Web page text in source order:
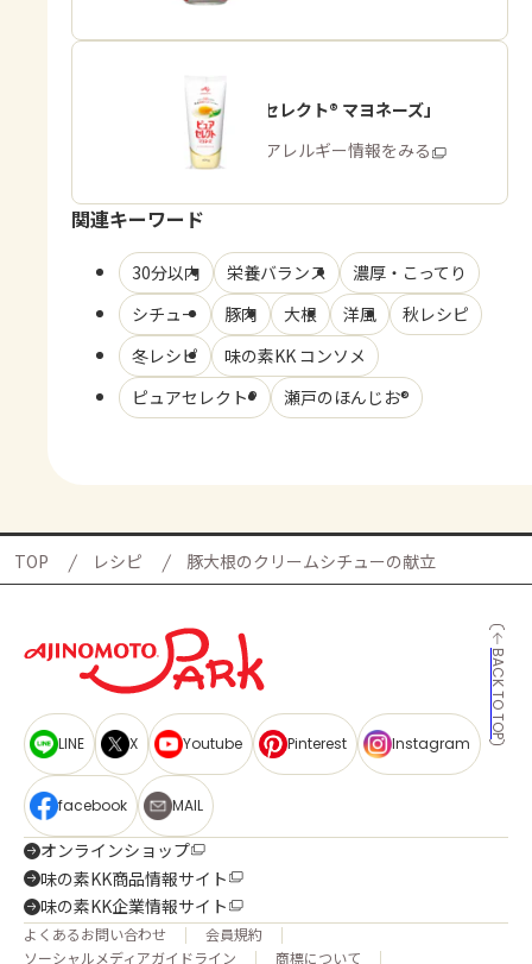
「ピュアセレクト® マヨネーズ」
商品・アレルギー情報をみる
関連キーワード
30分以内 栄養バランス
濃厚・こってり
シチュー
豚肉 大根 洋風
秋レシピ
冬レシピ
味の素KK コンソメ
ピュアセレクト®
瀬戸のほんじお®
TOP レシピ 豚大根のクリームシチューの献立
BACK TO TOP
LINE X Youtube Pinterest Instagram
facebook MAIL
オンラインショップ
味の素KK商品情報サイト
味の素KK企業情報サイト
よくあるお問い合わせ
会員規約
ソーシャルメディアガイドライン
商標について